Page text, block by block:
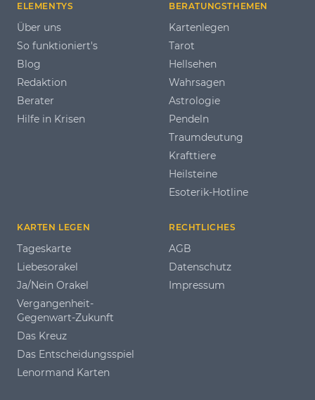
ELEMENTYS
Über uns
So funktioniert's
Blog
Redaktion
Berater
Hilfe in Krisen
BERATUNGSTHEMEN
Kartenlegen
Tarot
Hellsehen
Wahrsagen
Astrologie
Pendeln
Traumdeutung
Krafttiere
Heilsteine
Esoterik-Hotline
KARTEN LEGEN
Tageskarte
Liebesorakel
Ja/Nein Orakel
Vergangenheit-
Gegenwart-Zukunft
Das Kreuz
Das Entscheidungsspiel
Lenormand Karten
RECHTLICHES
AGB
Datenschutz
Impressum